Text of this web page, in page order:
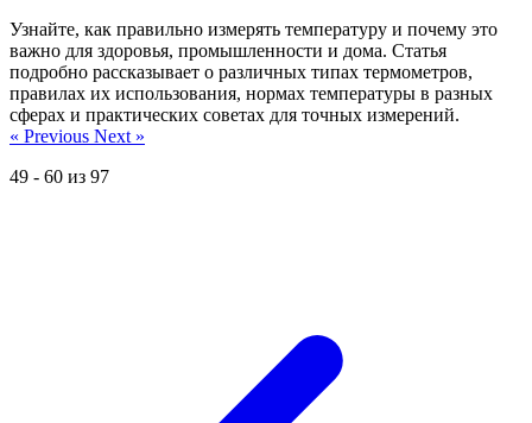
Узнайте, как правильно измерять температуру и почему это
важно для здоровья, промышленности и дома. Статья
подробно рассказывает о различных типах термометров,
правилах их использования, нормах температуры в разных
сферах и практических советах для точных измерений.
« Previous Next »
49 - 60 из 97